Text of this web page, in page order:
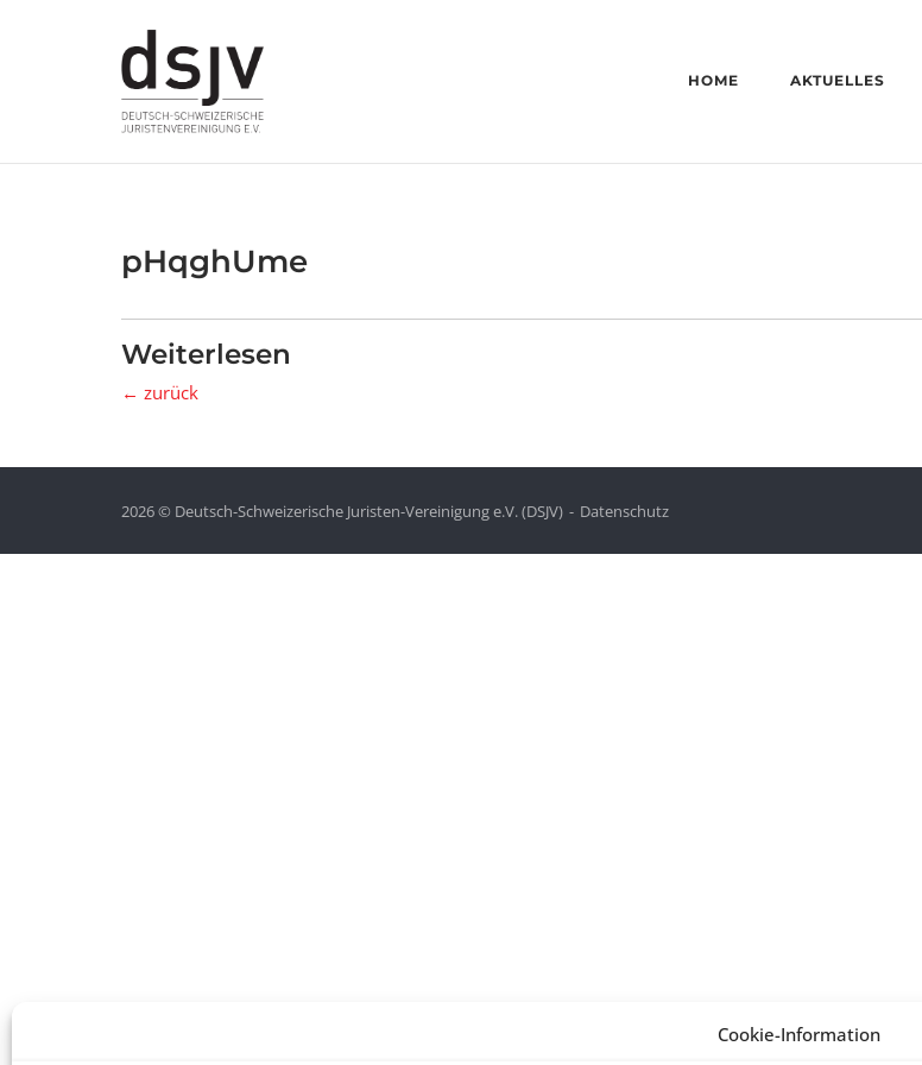
Cookie-Information
HOME AKTUELLES
pHqghUme
Weiterlesen
← zurück
2026 © Deutsch-Schweizerische Juristen-Vereinigung e.V. (DSJV) Datenschutz